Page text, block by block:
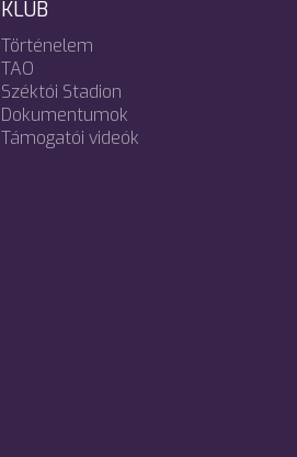
KLUB
Történelem
TAO
Széktói Stadion
Dokumentumok
Támogatói videók